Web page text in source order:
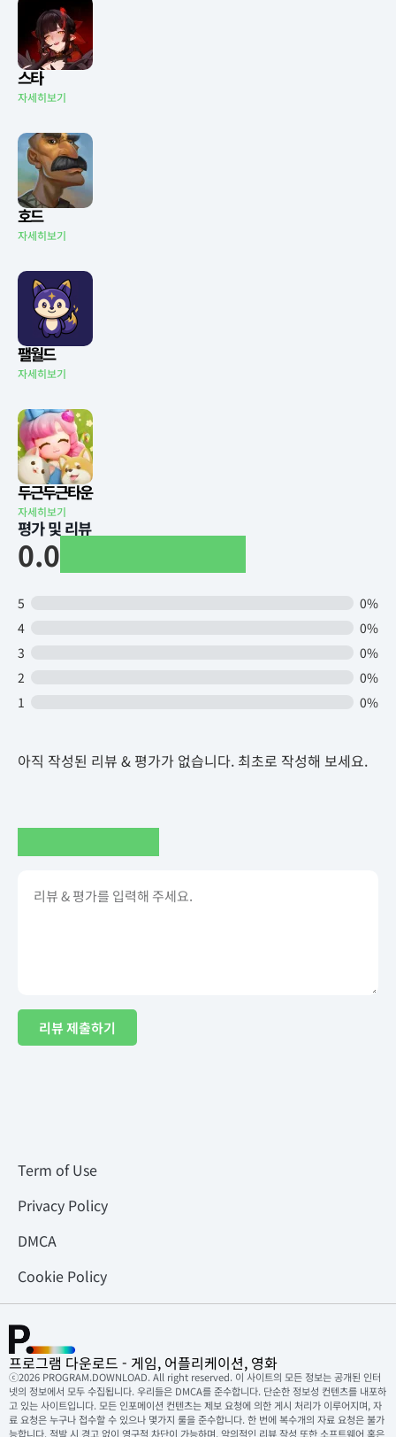
스타
자세히보기
호드
자세히보기
팰월드
자세히보기
두근두근타운
자세히보기
평가 및 리뷰
0.0
5
0%
4
0%
3
0%
2
0%
1
0%
아직 작성된 리뷰 & 평가가 없습니다. 최초로 작성해 보세요.
리뷰 제출하기
Term of Use
Privacy Policy
DMCA
Cookie Policy
프로그램 다운로드 - 게임, 어플리케이션, 영화
ⓒ2026 PROGRAM.DOWNLOAD. All right reserved. 이 사이트의 모든 정보는 공개된 인터
넷의 정보에서 모두 수집됩니다. 우리들은 DMCA를 준수합니다. 단순한 정보성 컨텐츠를 내포하
고 있는 사이트입니다. 모든 인포메이션 컨텐츠는 제보 요청에 의한 게시 처리가 이루어지며, 자
료 요청은 누구나 접수할 수 있으나 몇가지 룰을 준수합니다. 한 번에 복수개의 자료 요청은 불가
능합니다. 적발 시 경고 없이 영구적 차단이 가능하며, 악의적인 리뷰 작성 또한 소프트웨어 혹은